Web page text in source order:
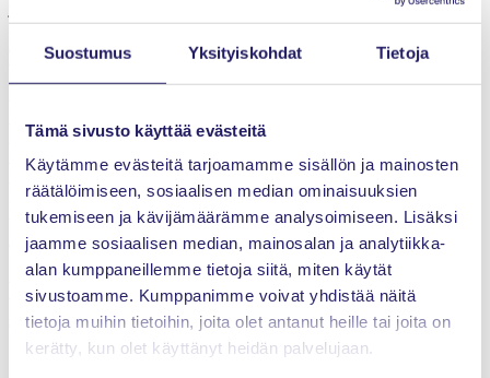
Suostumus Yksityiskohdat Tietoja
Tämä sivusto käyttää evästeitä
Käytämme evästeitä tarjoamamme sisällön ja mainosten
räätälöimiseen, sosiaalisen median ominaisuuksien
tukemiseen ja kävijämäärämme analysoimiseen. Lisäksi
jaamme sosiaalisen median, mainosalan ja analytiikka-
alan kumppaneillemme tietoja siitä, miten käytät
sivustoamme. Kumppanimme voivat yhdistää näitä
tietoja muihin tietoihin, joita olet antanut heille tai joita on
kerätty, kun olet käyttänyt heidän palvelujaan.
korkeampaa tiimihenkeä ja kestävämpää menestystä pitkällä
aikavälillä. Jatkuvan oppimisen ja avoimen viestinnän kautta
valmentava johtaminen luo pohjan, jolla projektit voivat menestyä
tässä muuttuvassa ja haastavassa liiketoimintaympäristössä.
tiimiläisiä jakamaan ajatuksiaan ja auttaa heitä kehittämään
tarvittavia taitoja. Johtaminen ei ole pelkästään johtajan vastuulla; se
vaatii myös tiimiltä avointa asennetta ja valmiutta omaksua uusia
tapoja työskennellä. Projektitiimin jäsenet tarvitsevat
mahdollisuuden ottaa vastuuta omasta työstään ja päätöksenteostaan.
Valmentava johtaminen luo ilmapiirin, jossa virheet nähdään
oppimismahdollisuuksina, ei rangaistuksina.
Nuorissa on tulevaisuus, tsemppiviestini
sinulle nuori.